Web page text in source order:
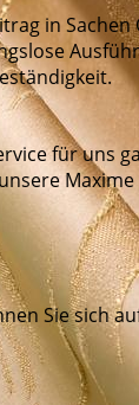
in
für uns
Sie sich